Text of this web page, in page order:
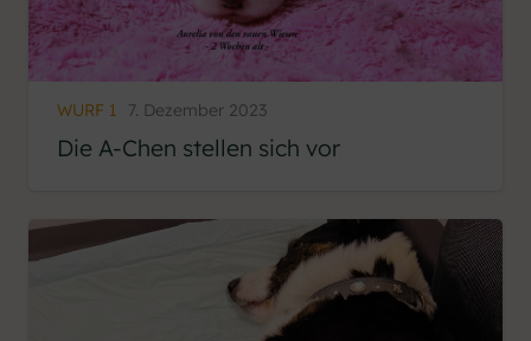
WURF 1 7. Dezember 2023
Die A-Chen stellen sich vor